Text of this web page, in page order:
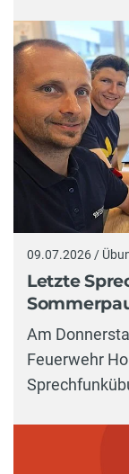
09.07.2026 /
Letzte
Am
Feuerwehr